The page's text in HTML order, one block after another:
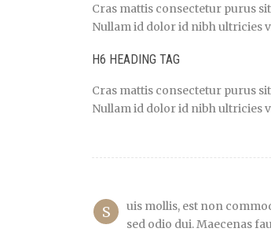
Cras mattis consectetur purus
Nullam id dolor id nibh ultricies
H6 HEADING TAG
Cras mattis consectetur purus
Nullam id dolor id nibh ultricies
S
uis mollis, est non
sed odio dui. Maecenas